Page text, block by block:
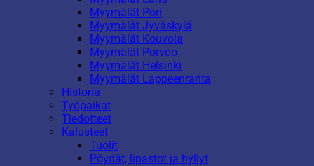
Myymälät Pori
Myymälät Jyväskylä
Myymälät Kouvola
Myymälät Porvoo
Myymälät Helsinki
Myymälät Lappeenranta
Historia
Työpaikat
Tiedotteet
Kalusteet
Tuolit
Pöydät, lipastot ja hyllyt